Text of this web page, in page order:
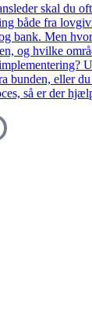
skal du
både fra
bank. Men
og hvilke
bunden, eller du
så er der